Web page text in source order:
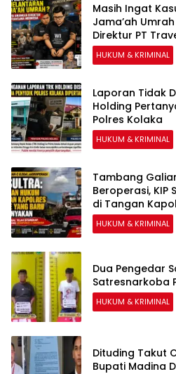
Masih Ingat
Jama’ah
Direktur PT
HUKUM & KRIMINAL
Laporan Tidak
Holding
Polres Kolaka
HUKUM & KRIMINAL
Tambang
Beroperasi, KIP
di Tangan
Dipertanyakan
HUKUM & KRIMINAL
Dua Pengedar
Satresnarkoba
HUKUM & KRIMINAL
Dituding Takut
Bupati Madina